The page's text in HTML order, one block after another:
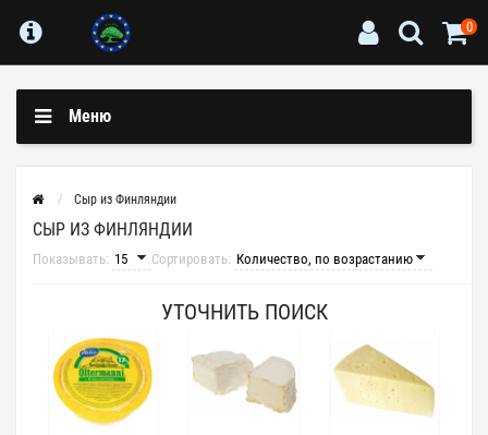
0
Меню
Сыр из Финляндии
СЫР ИЗ ФИНЛЯНДИИ
Показывать: Сортировать:
УТОЧНИТЬ ПОИСК